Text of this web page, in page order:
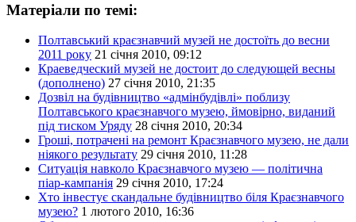
Матеріали по темі:
Полтавський краєзнавчий музей не достоїть до весни
2011 року 21 січня 2010, 09:12
Краеведческий музей не достоит до следующей весны
(дополнено) 27 січня 2010, 21:35
Дозвіл на будівництво «адмінбудівлі» поблизу
Полтавського краєзнавчого музею, ймовірно, виданий
під тиском Уряду 28 січня 2010, 20:34
Гроші, потрачені на ремонт Краєзнавчого музею, не дали
ніякого результату 29 січня 2010, 11:28
Ситуація навколо Краєзнавчого музею — політична
піар-кампанія 29 січня 2010, 17:24
Хто інвестує скандальне будівництво біля Краєзнавчого
музею? 1 лютого 2010, 16:36